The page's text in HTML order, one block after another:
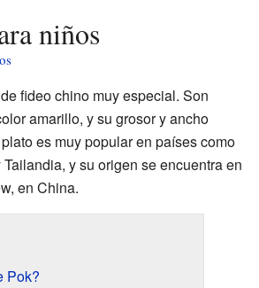
niños
fideo chino muy especial. Son
amarillo, y su grosor y ancho
es muy popular en países como
y su origen se encuentra en
en China.
Pok?